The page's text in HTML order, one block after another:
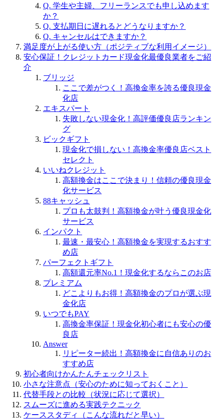
Q. 学生や主婦、フリーランスでも申し込めます
か？
Q. 支払期日に遅れるとどうなりますか？
Q. キャンセルはできますか？
満足度が上がる使い方（ポジティブな利用イメージ）
安心保証！クレジットカード現金化最優良業者をご紹
介
ブリッジ
ここで差がつく！高換金率を誇る優良現金
化店
エキスパート
失敗しない現金化！高評価優良店ランキン
グ
ビックギフト
現金化で損しない！高換金率優良店ベスト
セレクト
いいねクレジット
高額換金はここで決まり！信頼の優良現金
化サービス
88キャッシュ
プロも太鼓判！高額換金が叶う優良現金化
サービス
インパクト
最速・最安心！高額換金を実現するおすす
め店
パーフェクトギフト
高額還元率No.1！現金化するならこのお店
プレミアム
どこよりもお得！高額換金のプロが選ぶ現
金化店
いつでもPAY
高換金率保証！現金化初心者にも安心の優
良店
Answer
リピーター続出！高額換金に自信ありのお
すすめ店
初心者向けかんたんチェックリスト
小さな注意点（安心のために知っておくこと）
代替手段との比較（状況に応じて選択）
スムーズに進める実践テクニック
ケーススタディ（こんな流れだと早い）